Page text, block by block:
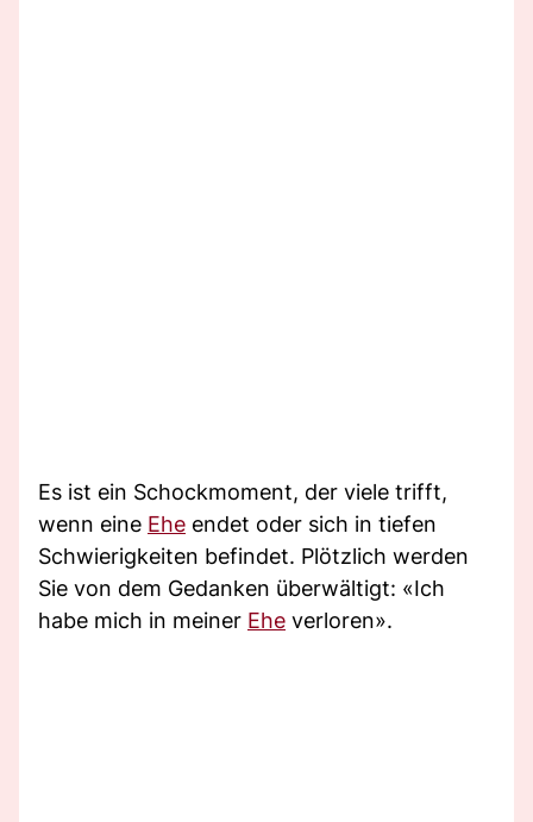
Es ist ein Schockmoment, der viele trifft,
wenn eine Ehe endet oder sich in tiefen
Schwierigkeiten befindet. Plötzlich werden
Sie von dem Gedanken überwältigt: «Ich
habe mich in meiner Ehe verloren».